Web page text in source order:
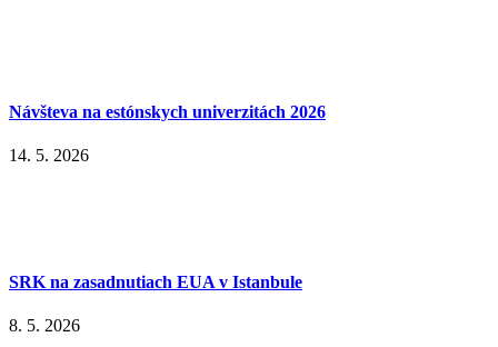
Návšteva na estónskych univerzitách 2026
14. 5. 2026
SRK na zasadnutiach EUA v Istanbule
8. 5. 2026